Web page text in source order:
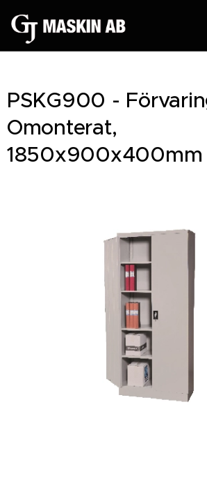
PSKG900 -
Omonterat,
1850x900x400mm